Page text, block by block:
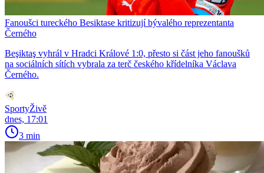
Fanoušci tureckého Besiktase kritizují bývalého reprezentanta
Černého
Beşiktaş vyhrál v Hradci Králové 1:0, přesto si část jeho fanoušků
na sociálních sítích vybrala za terč českého křídelníka Václava
Černého.
SportyŽivě
dnes, 17:01
3 min